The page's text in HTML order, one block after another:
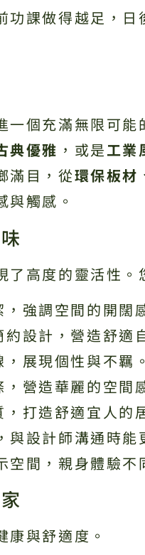
課做得越足，日
個充滿無限可能
典優雅 ，或是工業
滿目，從環保板材
與觸感。
高度的靈活性。
強調空間的開闊
設計，營造舒適
展現個性與不羈。
營造華麗的空間
打造舒適宜人的
設計師溝通時能
間，親身體驗不
與舒適度。